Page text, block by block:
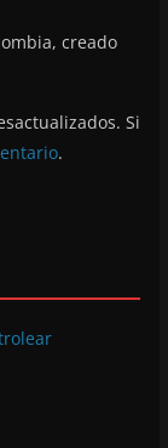
creado
Si
.